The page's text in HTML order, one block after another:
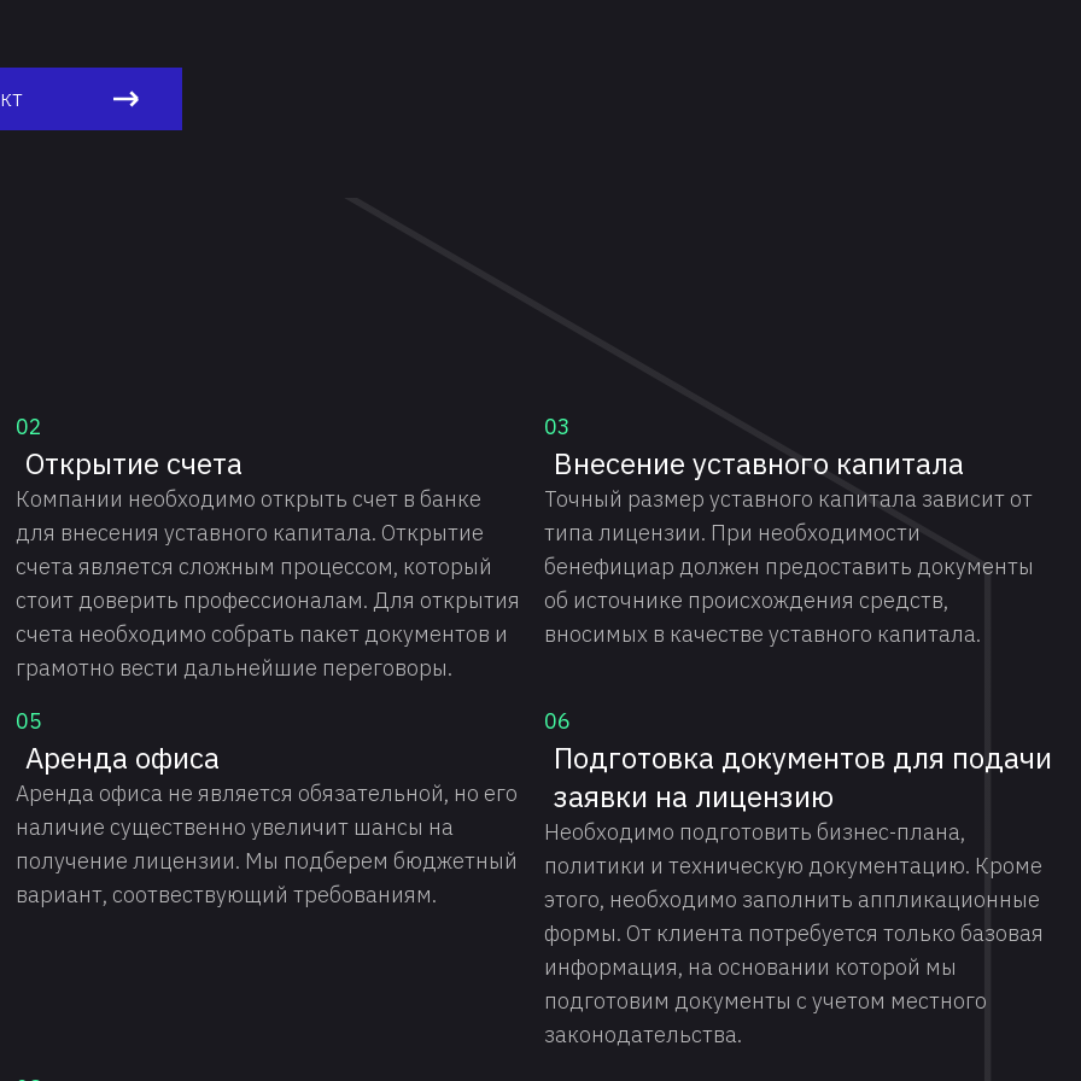
02
Открытие счета
Компании необходимо открыть счет в банке
для внесения уставного капитала. Открытие
счета является сложным процессом, который
стоит доверить профессионалам. Для открытия
счета необходимо собрать пакет документов и
грамотно вести дальнейшие переговоры.
03
Внесение уставного капитала
Точный размер уставного капитала зависит от
типа лицензии. При необходимости
бенефициар должен предоставить документы
об источнике происхождения средств,
вносимых в качестве уставного капитала.
05
Аренда офиса
Аренда офиса не является обязательной, но его
наличие существенно увеличит шансы на
получение лицензии. Мы подберем бюджетный
вариант, соотвествующий требованиям.
06
Подготовка документов для подачи
заявки на лицензию
Необходимо подготовить бизнес-плана,
политики и техническую документацию. Кроме
этого, необходимо заполнить аппликационные
формы. От клиента потребуется только базовая
информация, на основании которой мы
подготовим документы с учетом местного
законодательства.